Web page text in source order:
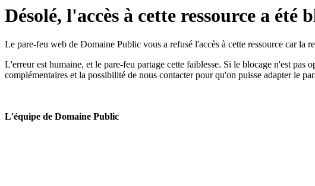
Désolé, l'accès à cette ressource a été
Le pare-feu web de Domaine Public vous a refusé l'accès à cette ressource car la
L'erreur est humaine, et le pare-feu partage cette faiblesse. Si le blocage n'est pas
complémentaires et la possibilité de nous contacter pour qu'on puisse adapter le
L'équipe de Domaine Public